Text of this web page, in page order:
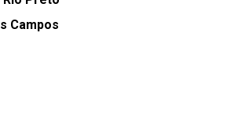
Campos